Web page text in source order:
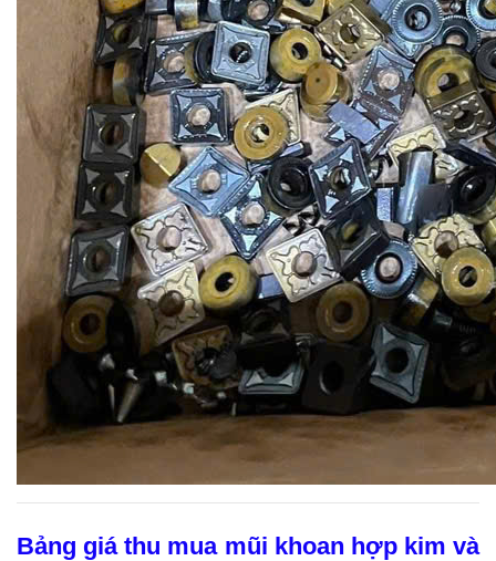
Bảng giá thu mua mũi khoan hợp kim và